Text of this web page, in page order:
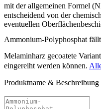
mit der allgemeinen Formel
entscheidend von der
eventuellen
Ammonium-Polyphosphat
Melaminharz gecoatete
eingereiht werden können.
Produktname & Beschreibung